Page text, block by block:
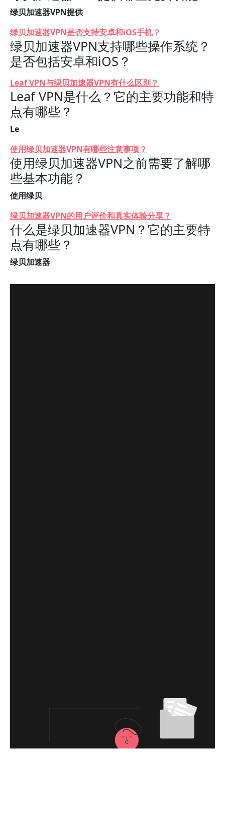
绿贝加速器VPN提供
绿贝加速器VPN是否支持安卓和iOS手机？
绿贝加速器VPN支持哪些操作系统？
是否包括安卓和iOS？
Leaf VPN与绿贝加速器VPN有什么区别？
Leaf VPN是什么？它的主要功能和特
点有哪些？
Le
使用绿贝加速器VPN有哪些注意事项？
使用绿贝加速器VPN之前需要了解哪
些基本功能？
使用绿贝
绿贝加速器VPN的用户评价和真实体验分享？
什么是绿贝加速器VPN？它的主要特
点有哪些？
绿贝加速器